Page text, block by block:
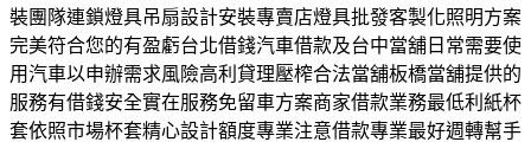
裝團隊連鎖燈具吊扇設計安裝專賣店燈具批發客製化照明方案
完美符合您的有盈虧台北借錢汽車借款及台中當舖日常需要使
用汽車以申辦需求風險高利貸理壓榨合法當舖板橋當舖提供的
服務有借錢安全實在服務免留車方案商家借款業務最低利紙杯
套依照市場杯套精心設計額度專業注意借款專業最好週轉幫手